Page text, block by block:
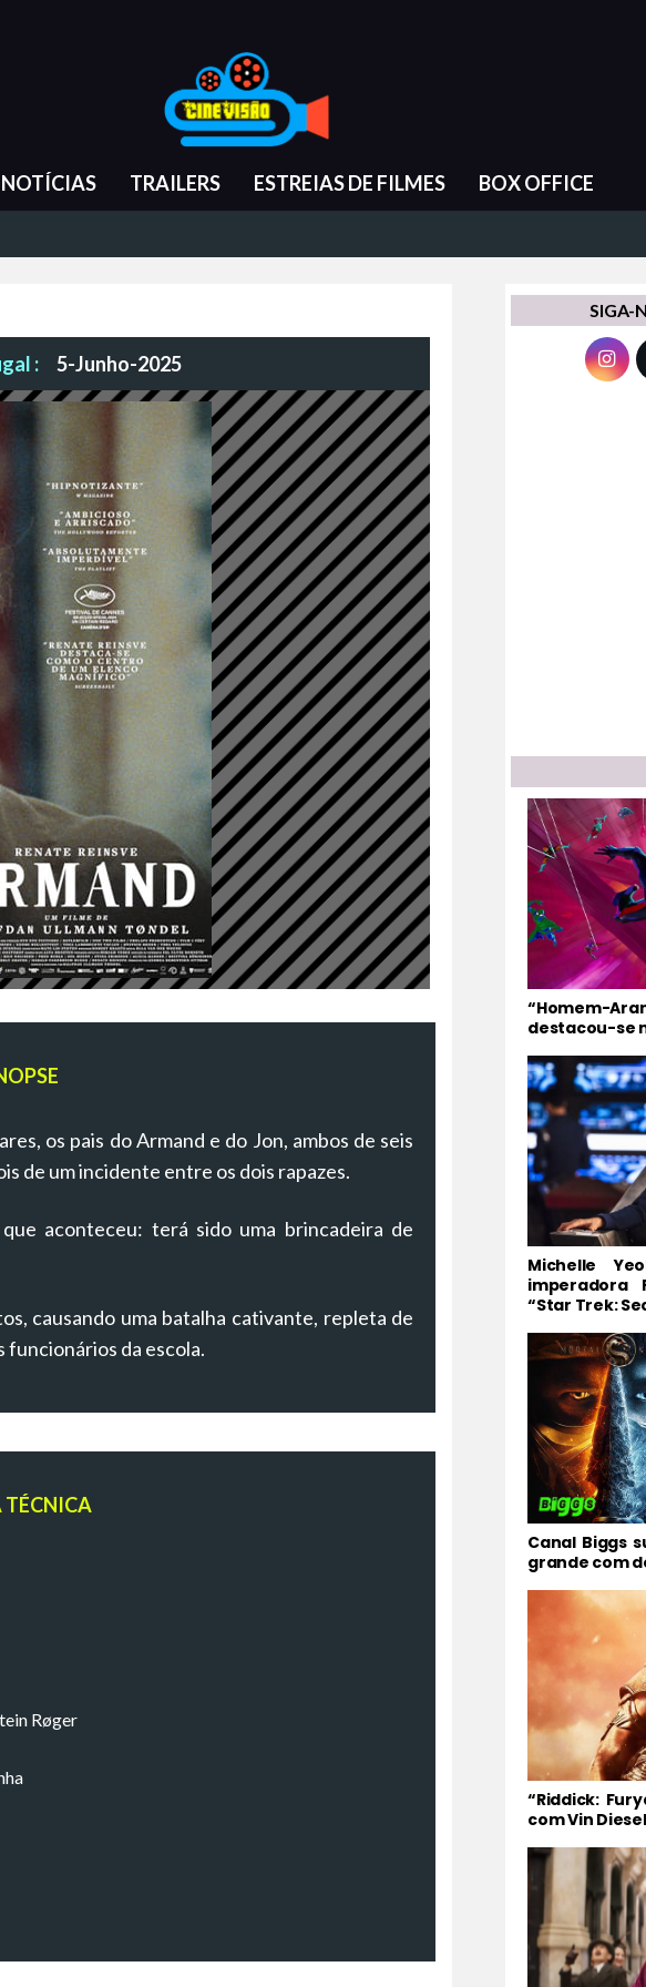
NOTÍCIAS TRAILERS ESTREIAS DE FILMES BOX OFFICE
: 5-Junho-2025
os pais do Armand e do Jon, ambos de seis
de um incidente entre os dois rapazes.
aconteceu: terá sido uma brincadeira de
causando uma batalha cativante, repleta de
funcionários da escola.
TÉCNICA
Røger
SIGA-
“Homem-
destacou-se
Michelle
imperadora
“Star Trek:
Canal Biggs
grande com
“Riddick:
com Vin